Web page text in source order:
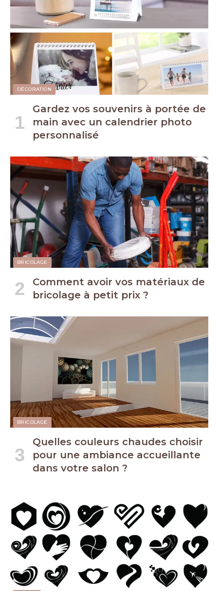
DÉCORATION
Gardez vos souvenirs à portée de
main avec un calendrier photo
personnalisé
BRICOLAGE
Comment avoir vos matériaux de
bricolage à petit prix ?
BRICOLAGE
Quelles couleurs chaudes choisir
pour une ambiance accueillante
dans votre salon ?